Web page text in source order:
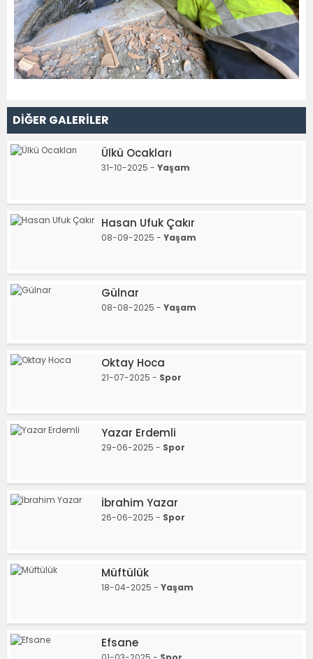
DİĞER GALERİLER
Ülkü Ocakları
31-10-2025 - Yaşam
Hasan Ufuk Çakır
08-09-2025 - Yaşam
Gülnar
08-08-2025 - Yaşam
Oktay Hoca
21-07-2025 - Spor
Yazar Erdemli
29-06-2025 - Spor
İbrahim Yazar
26-06-2025 - Spor
Müftülük
18-04-2025 - Yaşam
Efsane